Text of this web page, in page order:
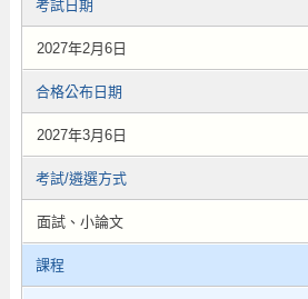
考試日期
2027年2月6日
合格公布日期
2027年3月6日
考試/遴選方式
面試、小論文
課程